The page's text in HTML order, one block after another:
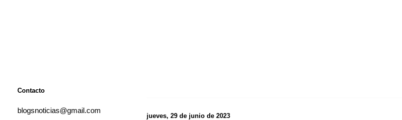
jueves, 29 de junio de 2023
Contacto
blogsnoticias@gmail.com